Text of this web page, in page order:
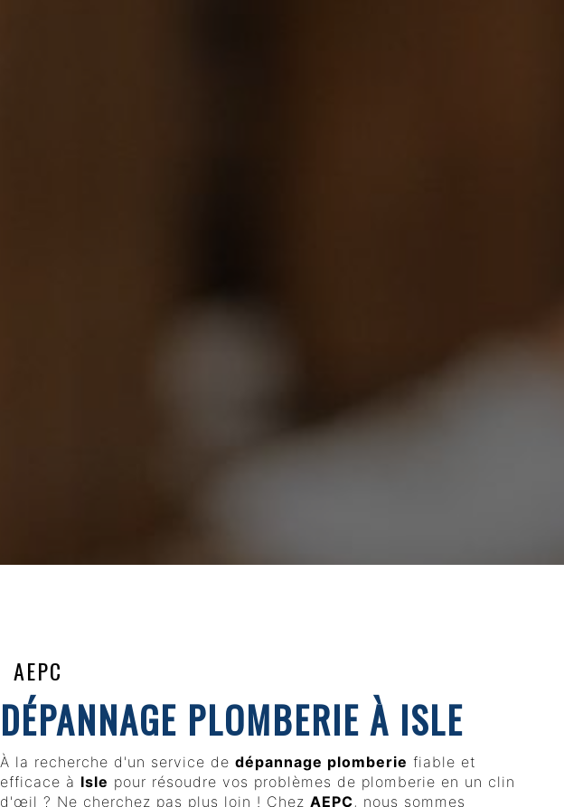
AEPC
DÉPANNAGE PLOMBERIE À ISLE
À la recherche d'un service de dépannage plomberie fiable et
efficace à Isle pour résoudre vos problèmes de plomberie en un clin
d'œil ? Ne cherchez pas plus loin ! Chez AEPC, nous sommes